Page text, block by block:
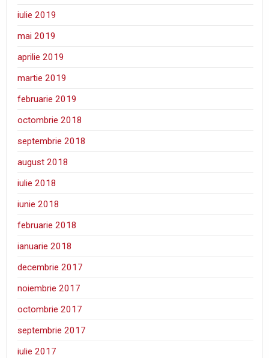
iulie 2019
mai 2019
aprilie 2019
martie 2019
februarie 2019
octombrie 2018
septembrie 2018
august 2018
iulie 2018
iunie 2018
februarie 2018
ianuarie 2018
decembrie 2017
noiembrie 2017
octombrie 2017
septembrie 2017
iulie 2017